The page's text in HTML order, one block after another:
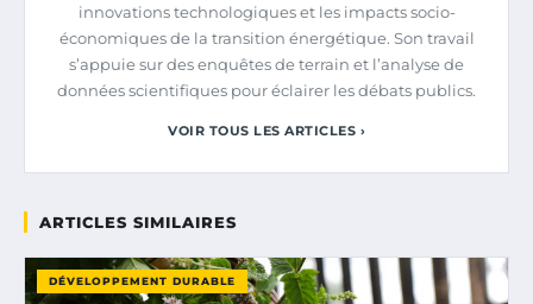
innovations technologiques et les impacts socio-
économiques de la transition énergétique. Son travail
s’appuie sur des enquêtes de terrain et l’analyse de
données scientifiques pour éclairer les débats publics.
VOIR TOUS LES ARTICLES ›
ARTICLES SIMILAIRES
DÉVELOPPEMENT DURABLE